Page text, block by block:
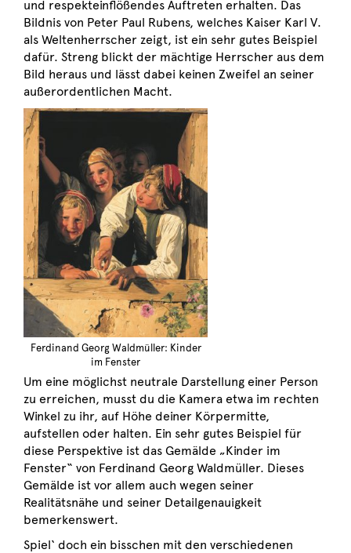
und respekteinflößendes Auftreten erhalten. Das
Bildnis von Peter Paul Rubens, welches Kaiser Karl V.
als Weltenherrscher zeigt, ist ein sehr gutes Beispiel
dafür. Streng blickt der mächtige Herrscher aus dem
Bild heraus und lässt dabei keinen Zweifel an seiner
außerordentlichen Macht.
Ferdinand Georg Waldmüller: Kinder
im Fenster
Um eine möglichst neutrale Darstellung einer Person
zu erreichen, musst du die Kamera etwa im rechten
Winkel zu ihr, auf Höhe deiner Körpermitte,
aufstellen oder halten. Ein sehr gutes Beispiel für
diese Perspektive ist das Gemälde „Kinder im
Fenster“ von Ferdinand Georg Waldmüller. Dieses
Gemälde ist vor allem auch wegen seiner
Realitätsnähe und seiner Detailgenauigkeit
bemerkenswert.
Spiel‘ doch ein bisschen mit den verschiedenen